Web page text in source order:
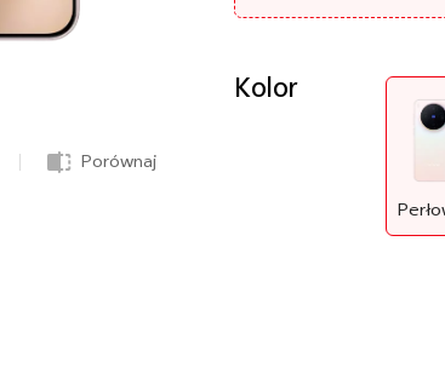
Porównaj
Kolor